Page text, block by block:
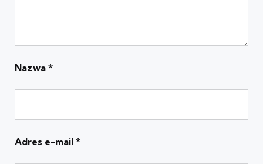
Nazwa *
Adres e-mail *